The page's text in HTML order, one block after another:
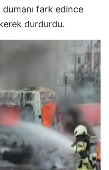
fark edince
durdurdu.